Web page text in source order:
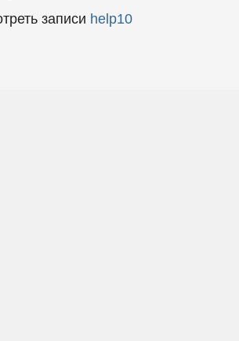
записи help10